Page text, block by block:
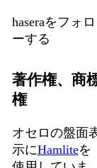
haseraをフォロ
ーする
著作権、商
権
オセロの盤面
示にHamliteを